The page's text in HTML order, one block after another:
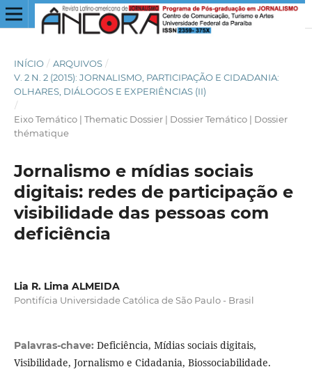
INÍCIO / ARQUIVOS /
V. 2 N. 2 (2015): JORNALISMO, PARTICIPAÇÃO E CIDADANIA:
OLHARES, DIÁLOGOS E EXPERIÊNCIAS (II)
/
Eixo Temático | Thematic Dossier | Dossier Temático | Dossier
thématique
Jornalismo e mídias sociais
digitais: redes de participação e
visibilidade das pessoas com
deficiência
Lia R. Lima ALMEIDA
Pontifícia Universidade Católica de São Paulo - Brasil
Palavras-chave: Deficiência, Mídias sociais digitais,
Visibilidade, Jornalismo e Cidadania, Biossociabilidade.